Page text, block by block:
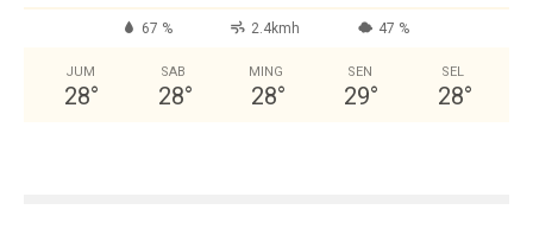
67 % 2.4kmh 47 %
JUM
28°
SAB
28°
MING
28°
SEN
29°
SEL
28°